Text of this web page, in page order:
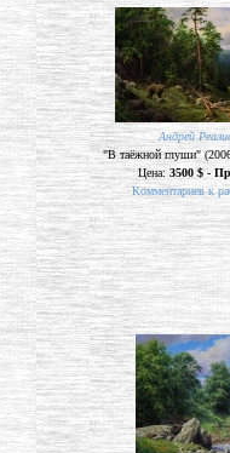
Андрей
"В таёжной глуши"
Цена:3500 $ -
Комментариев к